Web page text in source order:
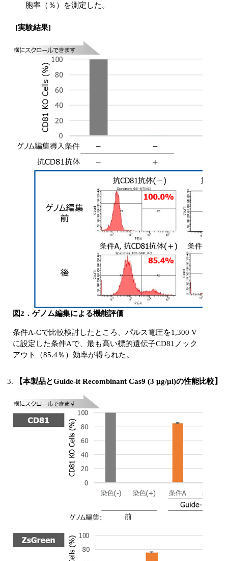
胞率（％）を測定した。
[実験結果]
図2．ゲノム編集による機能評価
条件A-Cで比較検討したところ、パルス電圧を1,300 V
に設定した条件Aで、最も高い標的遺伝子CD81ノック
アウト（85.4％）効率が得られた。
【本製品とGuide-it Recombinant Cas9 (3 μg/μl)の性能比較】